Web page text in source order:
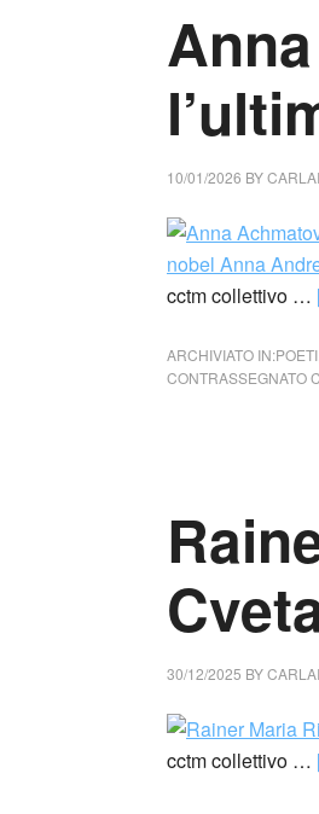
10/01/2026 BY
cctm collettivo …
ARCHIVIATO IN:POETI
CONTRASSEGNATO
30/12/2025 BY
cctm collettivo …